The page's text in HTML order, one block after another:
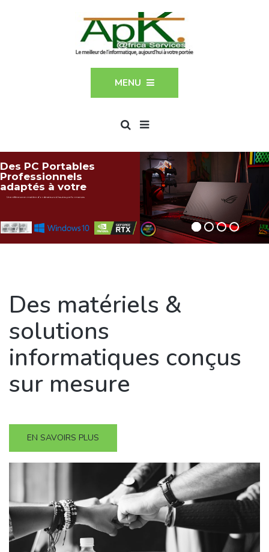
MENU
Une référence en matière d'ordinateurs à hautes performances
Des PC Portables
Professionnels
adaptés à votre
usage
Des matériels &
solutions
informatiques conçus
sur mesure
EN SAVOIRS PLUS